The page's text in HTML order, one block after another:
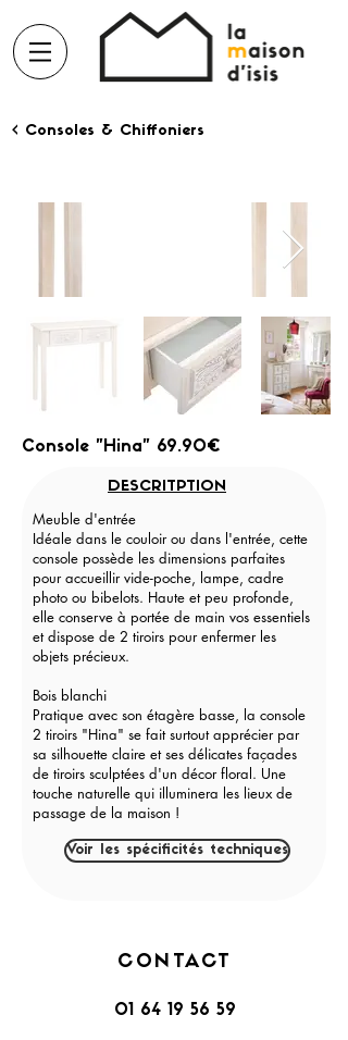
< Consoles & Chiffoniers
Console "Hina" 69.90€
DESCRITPTION
Meuble d'entrée
Idéale dans le couloir ou dans l'entrée, cette
console possède les dimensions parfaites
pour accueillir vide-poche, lampe, cadre
photo ou bibelots. Haute et peu profonde,
elle conserve à portée de main vos essentiels
et dispose de 2 tiroirs pour enfermer les
objets précieux.
Bois blanchi
Pratique avec son étagère basse, la console
2 tiroirs "Hina" se fait surtout apprécier par
sa silhouette claire et ses délicates façades
de tiroirs sculptées d'un décor floral. Une
touche naturelle qui illuminera les lieux de
passage de la maison !
Voir les spécificités techniques
CONTACT
01 64 19 56 59